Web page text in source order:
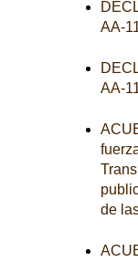
AA-
AA-
de